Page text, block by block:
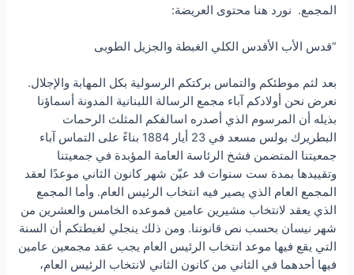
المجمع. نورد هنا محتوى العريضة:
“قدس الأب الأقدس الكلي الغبطة والجزيل الطوبى
بعد لثم موطئكم والتماس بركتكم الرسولية بكل المهابة والإجلال.
نعرض نحن أولادكم آباء مجمع الرسالة اللبنانية المدونة أسماؤنا
بذيله أن المرسوم الذي أصدره اسالفكم المثلث الرحمات
البطريرك بولس مسعد في 23 أيار 1884 بناءً على التماس آباء
جمعيتنا المتضمن فشخ الرئاسة العامة المؤبدة في جمعيتنا
وتقييدها بمدة ست سنوات قد عيّن شهر كانون الثاني موعدًا لعقد
المجمع العام الذي يصير فيه انتخاب الرئيس العام. وأما المجمع
الذي يعقد لانتخاب مشيرين عامين فموعده الخامس والعشرين من
شهر نيسان بحسب نص قانوننا. ومن ذلك ينجلي لغبطتكم أن السنة
التي يقع فيها موعد انتخاب الرئيس العام يجب عقد مجمعين عامين
فيها أحدهما في الثاني من كانون الثاني لانتخاب الرئيس العام،